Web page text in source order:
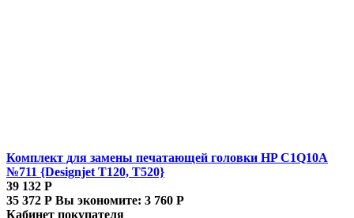
Комплект для замены печатающей головки HP C1Q10A
№711 {Designjet T120, T520}
39 132 Р
35 372 Р Вы экономите: 3 760 Р
Кабинет покупателя